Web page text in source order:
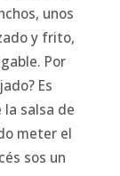
unos
y frito,
Por
Es
salsa de
meter el
sos un